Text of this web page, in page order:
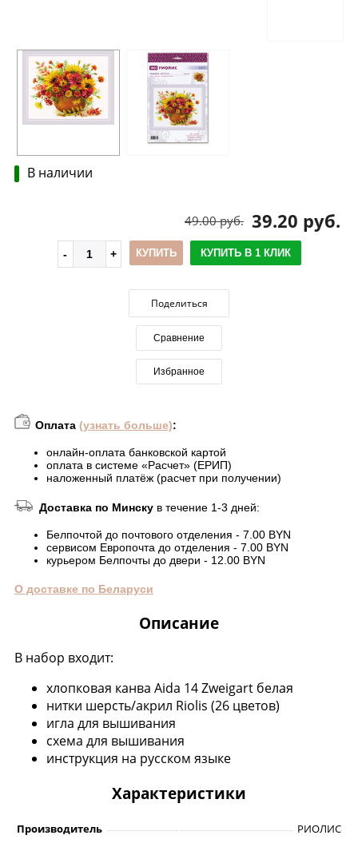
В наличии
39.20 руб.
49.00 руб.
КУПИТЬ КУПИТЬ В 1 КЛИК
Поделиться
Сравнение
Избранное
Оплата (узнать больше):
онлайн-оплата банковской картой
оплата в системе «Расчет» (ЕРИП)
наложенный платёж (расчет при получении)
Доставка по Минску в течение 1-3 дней:
Белпочтой до почтового отделения - 7.00 BYN
сервисом Европочта до отделения - 7.00 BYN
курьером Белпочты до двери - 12.00 BYN
О доставке по Беларуси
Описание
В набор входит:
хлопковая канва Aida 14 Zweigart белая
нитки шерсть/акрил Riolis (26 цветов)
игла для вышивания
схема для вышивания
инструкция на русском языке
Характеристики
Производитель РИОЛИС